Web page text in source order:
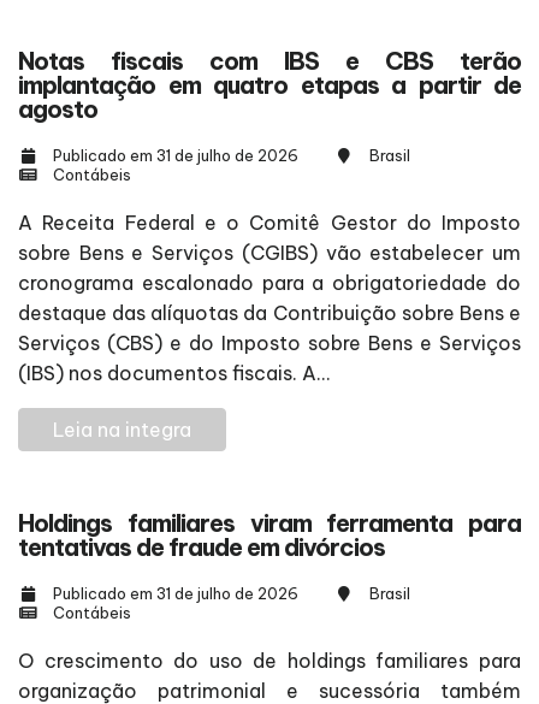
Notas fiscais com IBS e CBS terão
implantação em quatro etapas a partir de
agosto
Publicado em 31 de julho de 2026
Brasil
Contábeis
A Receita Federal e o Comitê Gestor do Imposto
sobre Bens e Serviços (CGIBS) vão estabelecer um
cronograma escalonado para a obrigatoriedade do
destaque das alíquotas da Contribuição sobre Bens e
Serviços (CBS) e do Imposto sobre Bens e Serviços
(IBS) nos documentos fiscais. A...
Leia na integra
Holdings familiares viram ferramenta para
tentativas de fraude em divórcios
Publicado em 31 de julho de 2026
Brasil
Contábeis
O crescimento do uso de holdings familiares para
organização patrimonial e sucessória também